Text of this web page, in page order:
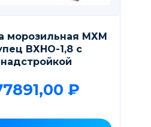
морозильная МХМ
ВХНО-1,8 с
надстройкой
₽